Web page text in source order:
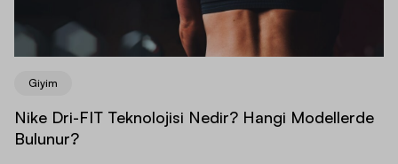
Giyim
Nike Dri-FIT Teknolojisi Nedir? Hangi Modellerde
Bulunur?